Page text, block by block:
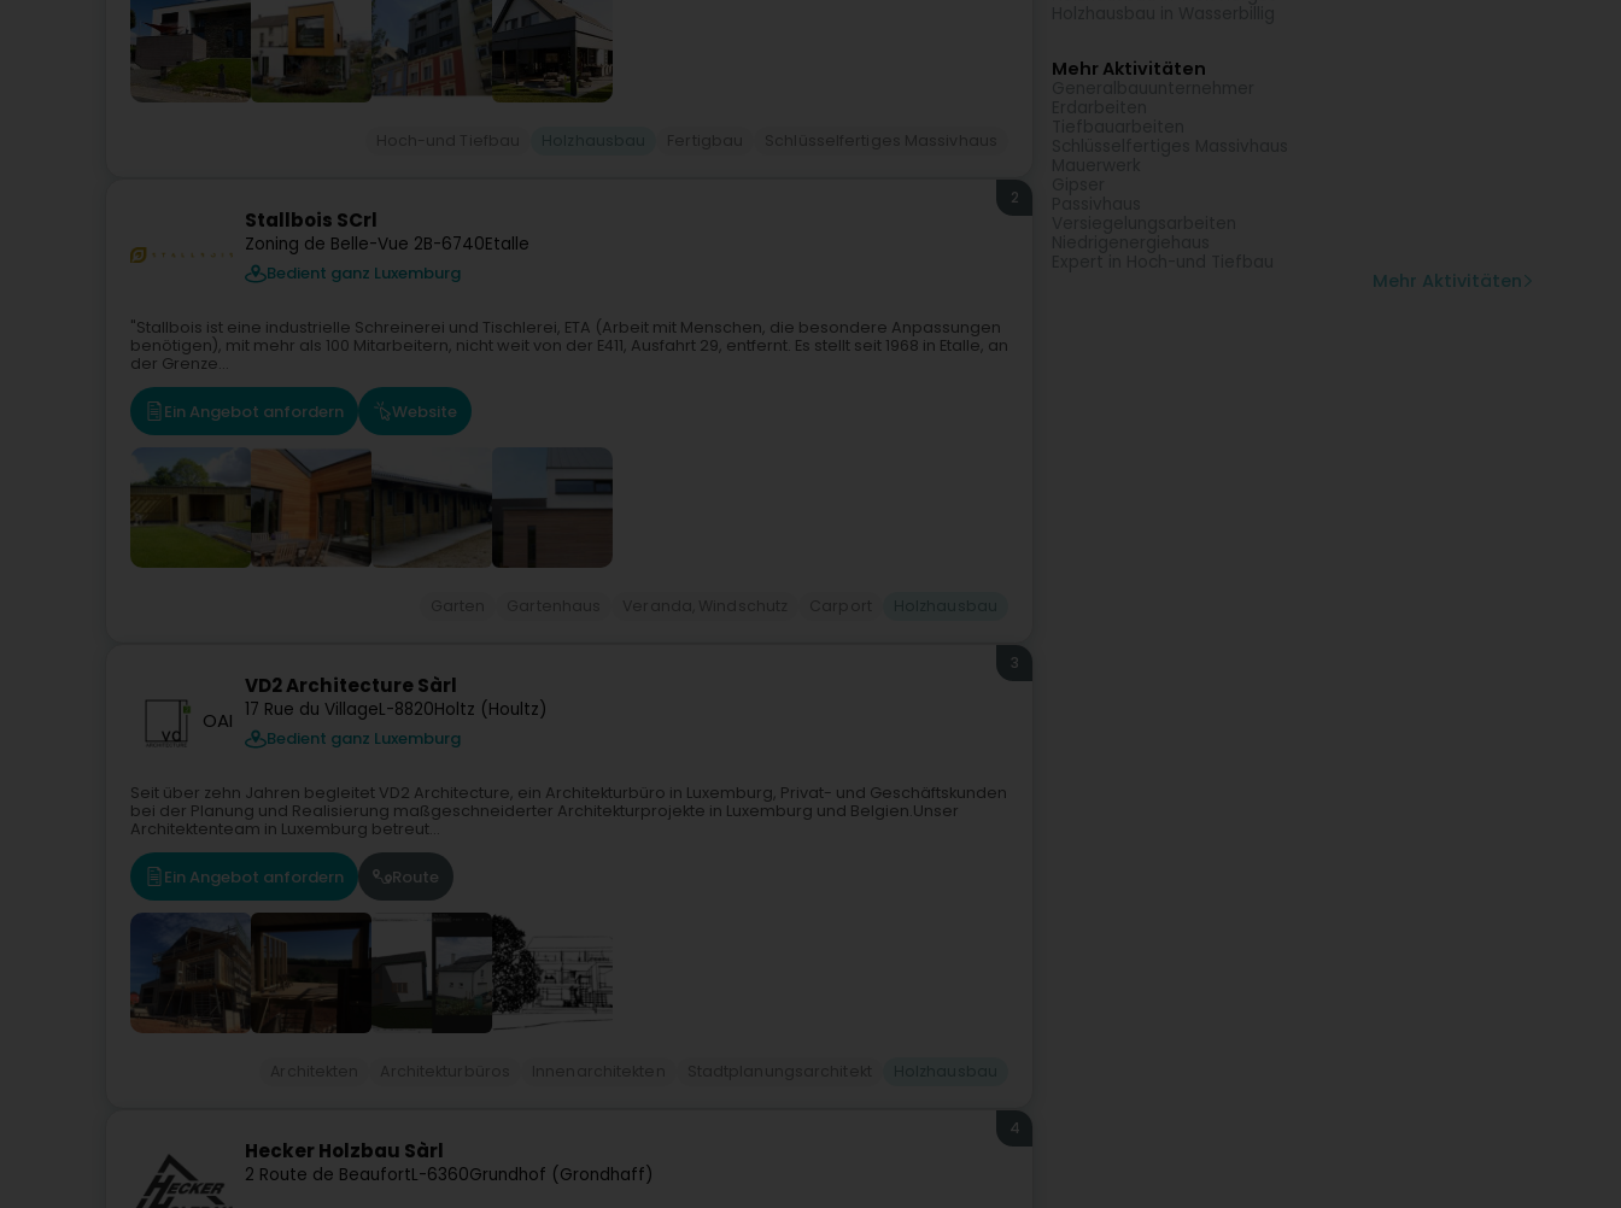
Stallbois SCrl
Zoning de Belle-Vue 2B-6740Etalle
Bedient ganz Luxemburg
2
"Stallbois ist eine industrielle Schreinerei und Tischlerei, ETA (Arbeit mit Menschen, die besondere Anpassungen
benötigen), mit mehr als 100 Mitarbeitern, nicht weit von der E411, Ausfahrt 29, entfernt. Es stellt seit 1968 in Etalle, an
der Grenze...
Ein Angebot anfordern Website
OAI
VD2 Architecture Sàrl
17 Rue du VillageL-8820Holtz (Houltz)
Bedient ganz Luxemburg
3
Seit über zehn Jahren begleitet VD2 Architecture, ein Architekturbüro in Luxemburg, Privat- und Geschäftskunden
bei der Planung und Realisierung maßgeschneiderter Architekturprojekte in Luxemburg und Belgien.Unser
Architektenteam in Luxemburg betreut...
Ein Angebot anfordern Route
Hecker Holzbau Sàrl
2 Route de BeaufortL-6360Grundhof (Grondhaff)
4
Mehr Aktivitäten
Mehr Aktivitäten